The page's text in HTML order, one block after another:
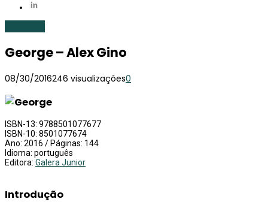
George – Alex Gino
08/30/2016246 visualizações0
ISBN-13: 9788501077677
ISBN-10: 8501077674
Ano: 2016 / Páginas: 144
Idioma: português
Editora: Galera Junior
Introdução